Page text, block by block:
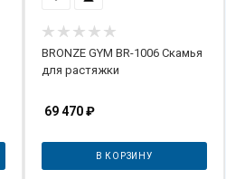
BRONZE GYM BR-1006 Скамья
для растяжки
69 470₽
В КОРЗИНУ